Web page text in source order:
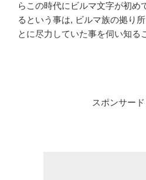
らこの時代にビルマ文字が初め
るという事は, ビルマ族の拠り
とに尽力していた事を伺い知る
スポンサー